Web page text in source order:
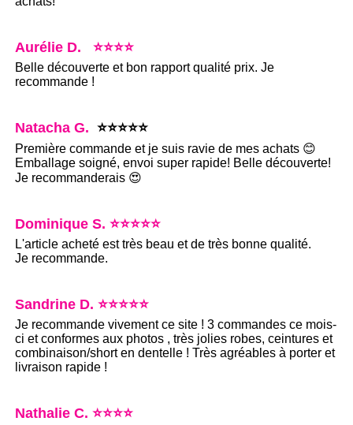
Aurélie D. ⭐⭐⭐⭐
Belle découverte et bon rapport qualité prix. Je
recommande !
Natacha G.⭐⭐⭐⭐⭐
Première commande et je suis ravie de mes achats 😊
Emballage soigné, envoi super rapide! Belle découverte!
Je recommanderais 😍
Dominique S. ⭐⭐⭐⭐⭐
L'article acheté est très beau et de très bonne qualité.
Je recommande.
Sandrine D. ⭐⭐⭐⭐⭐
Je recommande vivement ce site ! 3 commandes ce mois-
ci et conformes aux photos , très jolies robes, ceintures et
combinaison/short en dentelle ! Très agréables à porter et
livraison rapide !
Nathalie C. ⭐⭐⭐⭐